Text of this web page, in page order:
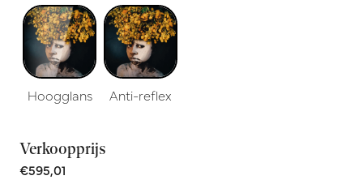
Hoogglans Anti-reflex
Verkoopprijs
€595,01